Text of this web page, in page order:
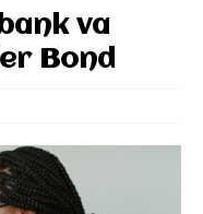
va
Bond